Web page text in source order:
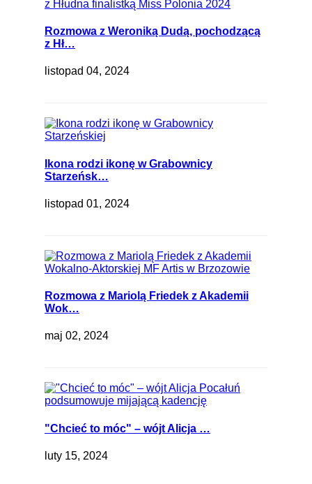
Rozmowa z Weroniką Dudą, pochodzącą
z Hł…
listopad 04, 2024
Ikona rodzi ikonę w Grabownicy
Starzeńsk…
listopad 01, 2024
Rozmowa z Mariolą Friedek z Akademii
Wok…
maj 02, 2024
"Chcieć to móc" – wójt Alicja …
luty 15, 2024